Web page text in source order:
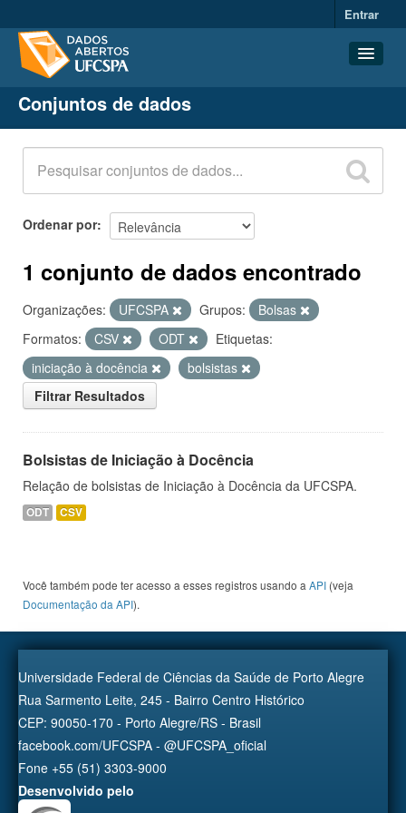
Entrar
Conjuntos de dados
Organizações
Grupos
Sobre
Conjuntos de dados
Ordenar por
1 conjunto de dados encontrado
Organizações: UFCSPA Grupos:
Bolsas
Formatos:
CSV ODT
Etiquetas:
iniciação à docência
bolsistas
Filtrar Resultados
Bolsistas de Iniciação à Docência
Relação de bolsistas de Iniciação à Docência da UFCSPA.
ODT CSV
Você também pode ter acesso a esses registros usando a API (veja
Documentação da API).
Universidade Federal de Ciências da Saúde de Porto Alegre
Rua Sarmento Leite, 245 - Bairro Centro Histórico
CEP: 90050-170 - Porto Alegre/RS - Brasil
facebook.com/UFCSPA - @UFCSPA_oficial
Fone +55 (51) 3303-9000
Desenvolvido pelo